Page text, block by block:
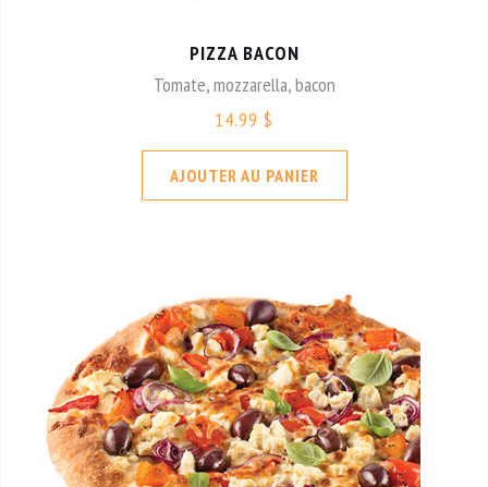
PIZZA BACON
Tomate, mozzarella, bacon
14.99 $
AJOUTER AU PANIER